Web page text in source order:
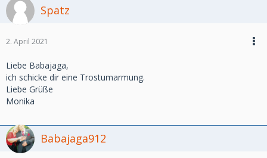
Spatz
2. April 2021
Liebe Babajaga,
ich schicke dir eine Trostumarmung.
Liebe Grüße
Monika
Babajaga912